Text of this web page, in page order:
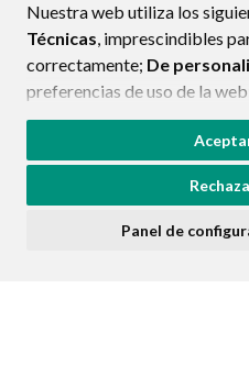
Nuestra web utiliza los
Técnicas, imprescindibles
correctamente; De
preferencias de uso de la
funcionamiento de la web y
Si acepta pulsando el botón
consideramos que acepta su
ninguna acción, se guardarán
Panel de